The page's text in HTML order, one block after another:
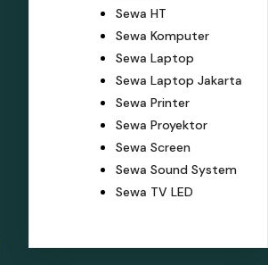
Sewa HT
Sewa Komputer
Sewa Laptop
Sewa Laptop Jakarta
Sewa Printer
Sewa Proyektor
Sewa Screen
Sewa Sound System
Sewa TV LED